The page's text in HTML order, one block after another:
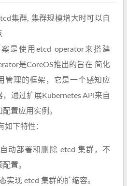
集群, 集群规模增大时可以自
是使用etcd operator来搭建
是CoreOS推出的旨在 简化
管理的框架，它是一个感知应
，通过扩展Kubernetes API来自
置应用实例。
如下特性：
动部署和删除 etcd 集群，不
置。
实现 etcd 集群的扩缩容。